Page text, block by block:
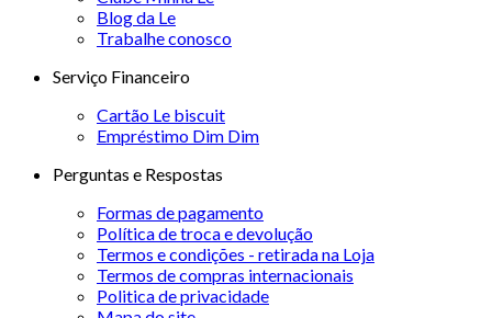
Blog da Le
Trabalhe conosco
Serviço Financeiro
Cartão Le biscuit
Empréstimo Dim Dim
Perguntas e Respostas
Formas de pagamento
Política de troca e devolução
Termos e condições - retirada na Loja
Termos de compras internacionais
Politica de privacidade